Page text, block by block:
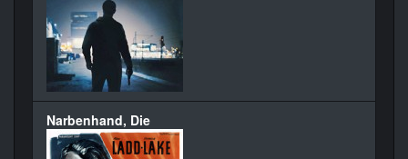
Narbenhand, Die